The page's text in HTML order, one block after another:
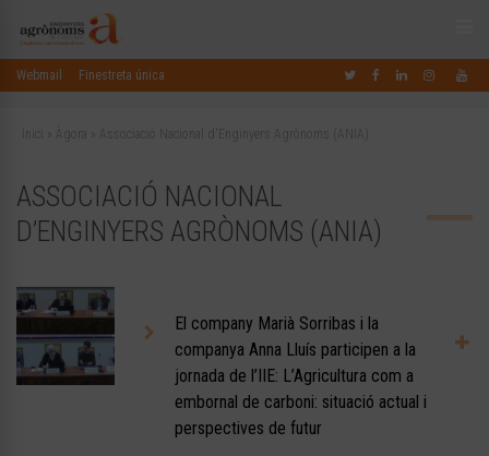
Webmail Finestreta única
Inici Àgora Associació Nacional d'Enginyers Agrònoms (ANIA)
ASSOCIACIÓ NACIONAL
D’ENGINYERS AGRÒNOMS (ANIA)
El company Marià Sorribas i la
companya Anna Lluís participen a la
jornada de l’IIE: L’Agricultura com a
embornal de carboni: situació actual i
perspectives de futur